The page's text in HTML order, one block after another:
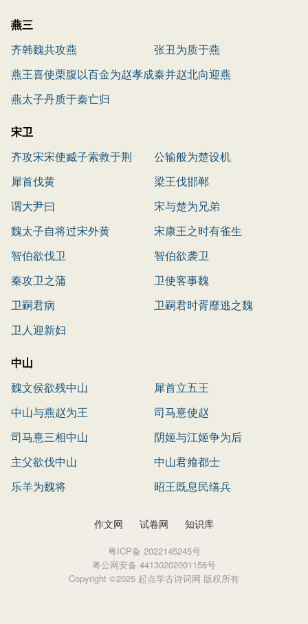
燕三
齐韩魏共攻燕
张丑为质于燕
燕王喜使栗腹以百金为赵孝成
王寿
秦并赵北向迎燕
燕太子丹质于秦亡归
宋卫
齐攻宋宋使臧子索救于荆
公输般为楚设机
犀首伐黄
梁王伐邯郸
谓大尹曰
宋与楚为兄弟
魏太子自将过宋外黄
宋康王之时有雀生
智伯欲伐卫
智伯欲袭卫
秦攻卫之蒲
卫使客事魏
卫嗣君病
卫嗣君时胥靡逃之魏
卫人迎新妇
中山
魏文侯欲残中山
犀首立五王
中山与燕赵为王
司马憙使赵
司马憙三相中山
阴姬与江姬争为后
主父欲伐中山
中山君飨都士
乐羊为魏将
昭王既息民缮兵
作文网 试卷网 知识库
粤ICP备 2022145245号
粤公网安备 44130202001156号
Copyright ©2025 起点学古诗词网 版权所有